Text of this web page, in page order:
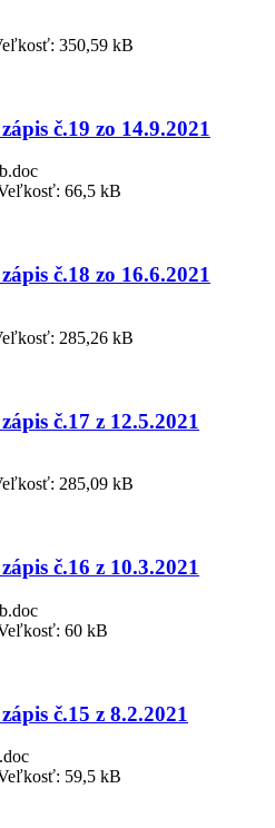
350,59 kB
č.19 zo 14.9.2021
66,5 kB
č.18 zo 16.6.2021
285,26 kB
č.17 z 12.5.2021
285,09 kB
č.16 z 10.3.2021
60 kB
č.15 z 8.2.2021
59,5 kB